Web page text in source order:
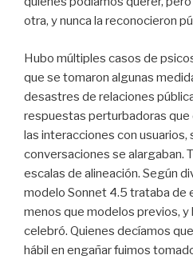
otra, y nunca la reconocieron
Hubo múltiples casos de
que se tomaron algunas
desastres de relaciones
respuestas perturbadoras que
las interacciones con
conversaciones se alargaban.
escalas de alineación. Según
modelo Sonnet 4.5 trataba de
menos que modelos previos, y
celebró. Quienes decíamos
hábil en engañar fuimos